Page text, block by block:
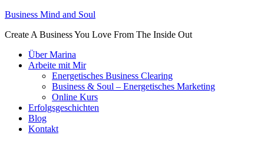
Business Mind and Soul
Create A Business You Love From The Inside Out
Über Marina
Arbeite mit Mir
Energetisches Business Clearing
Business & Soul – Energetisches Marketing
Online Kurs
Erfolgsgeschichten
Blog
Kontakt